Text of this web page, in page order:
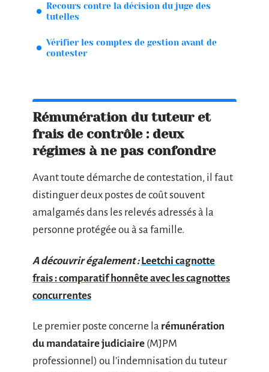
Recours contre la décision du juge des
tutelles
Vérifier les comptes de gestion avant de
contester
Rémunération du tuteur et
frais de contrôle : deux
régimes à ne pas confondre
Avant toute démarche de contestation, il faut
distinguer deux postes de coût souvent
amalgamés dans les relevés adressés à la
personne protégée ou à sa famille.
A découvrir également : Leetchi cagnotte
frais : comparatif honnête avec les cagnottes
concurrentes
Le premier poste concerne la rémunération
du mandataire judiciaire (MJPM
professionnel) ou l’indemnisation du tuteur